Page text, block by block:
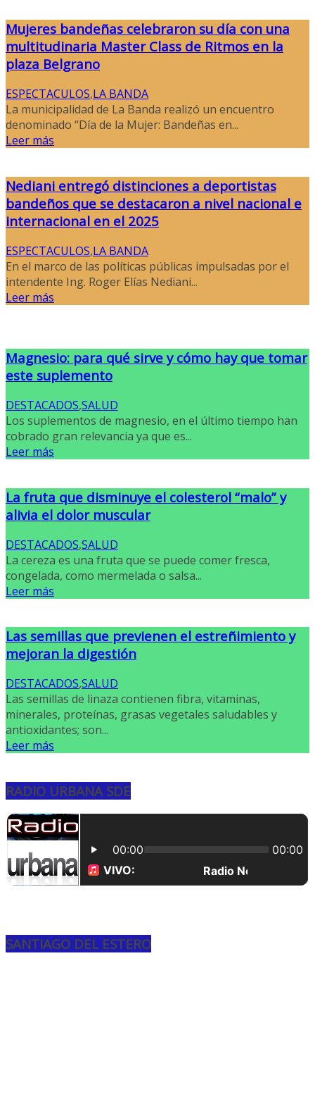
Mujeres bandeñas celebraron su día con una
multitudinaria Master Class de Ritmos en la
plaza Belgrano
ESPECTACULOS,LA BANDA
La municipalidad de La Banda realizó un encuentro
denominado “Día de la Mujer: Bandeñas en...
Leer más
Nediani entregó distinciones a deportistas
bandeños que se destacaron a nivel nacional e
internacional en el 2025
ESPECTACULOS,LA BANDA
En el marco de las políticas públicas impulsadas por el
intendente Ing. Roger Elías Nediani...
Leer más
Magnesio: para qué sirve y cómo hay que tomar
este suplemento
DESTACADOS,SALUD
Los suplementos de magnesio, en el último tiempo han
cobrado gran relevancia ya que es...
Leer más
La fruta que disminuye el colesterol “malo” y
alivia el dolor muscular
DESTACADOS,SALUD
La cereza es una fruta que se puede comer fresca,
congelada, como mermelada o salsa...
Leer más
Las semillas que previenen el estreñimiento y
mejoran la digestión
DESTACADOS,SALUD
Las semillas de linaza contienen fibra, vitaminas,
minerales, proteínas, grasas vegetales saludables y
antioxidantes; son...
Leer más
RADIO URBANA SDE
SANTIAGO DEL ESTERO